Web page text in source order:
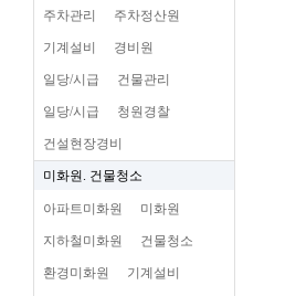
주차관리 주차정산원
기계설비 경비원
일당/시급 건물관리
일당/시급 청원경찰
건설현장경비
미화원. 건물청소
아파트미화원 미화원
지하철미화원 건물청소
환경미화원 기계설비